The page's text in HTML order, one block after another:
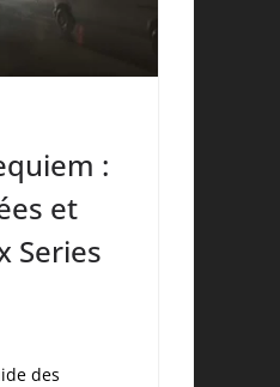
:
et
Series
des